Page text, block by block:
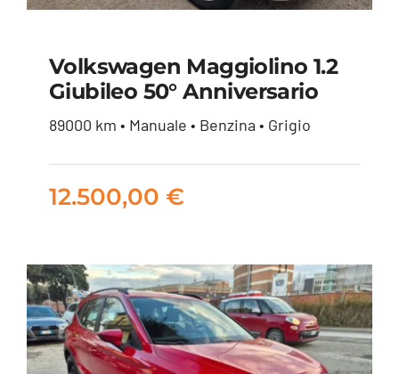
Volkswagen
Maggiolino 1.2
Anniversario
Volkswagen Maggiolino 1.2
Giubileo 50° Anniversario
89000 km • Manuale • Benzina • Grigio
12.500,00 €